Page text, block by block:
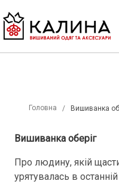
Головна Вишиванка
Вишиванка оберіг
Про людину, якій
урятувалась в